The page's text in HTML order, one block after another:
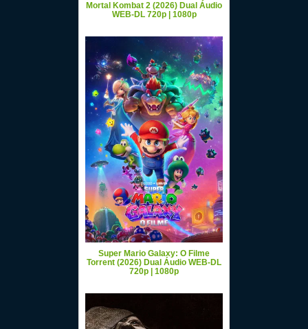
Mortal Kombat 2 (2026) Dual Áudio
WEB-DL 720p | 1080p
Super Mario Galaxy: O Filme
Torrent (2026) Dual Áudio WEB-DL
720p | 1080p